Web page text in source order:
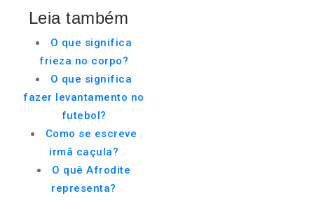
Leia também
O que significa
frieza no corpo?
O que significa
fazer levantamento no
futebol?
Como se escreve
irmã caçula?
O quê Afrodite
representa?